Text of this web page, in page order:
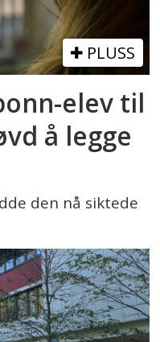
PLUSS
elev til
å legge
den nå siktede